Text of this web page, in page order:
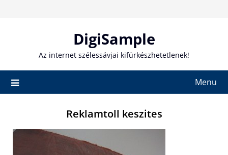
DigiSample
Az internet szélessávjai kifürkészhetetlenek!
Menu
Reklamtoll keszites